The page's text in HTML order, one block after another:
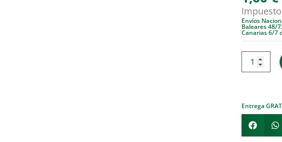
Envíos
Baleares 48/
Canarias 6/7
Entrega